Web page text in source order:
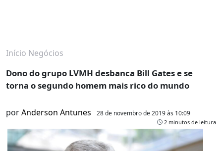
Início Negócios
Dono do grupo LVMH desbanca Bill Gates e se
torna o segundo homem mais rico do mundo
porAnderson Antunes 28 de novembro de 2019 às 10:09
2 minutos de leitura